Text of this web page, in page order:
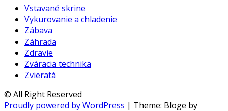
Vstavané skrine
Vykurovanie a chladenie
Zábava
Záhrada
Zdravie
Zváracia technika
Zvieratá
© All Right Reserved
Proudly powered by WordPress | Theme: Bloge by